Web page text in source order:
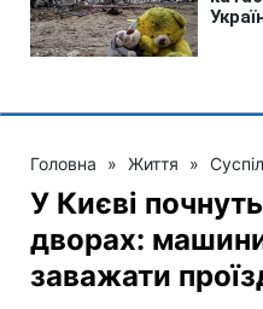
Головна » Життя »
У Києві
дворах:
заважати